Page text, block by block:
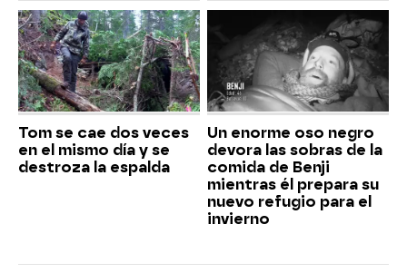
Tom se cae dos veces
en el mismo día y se
destroza la espalda
Un enorme oso negro
devora las sobras de la
comida de Benji
mientras él prepara su
nuevo refugio para el
invierno